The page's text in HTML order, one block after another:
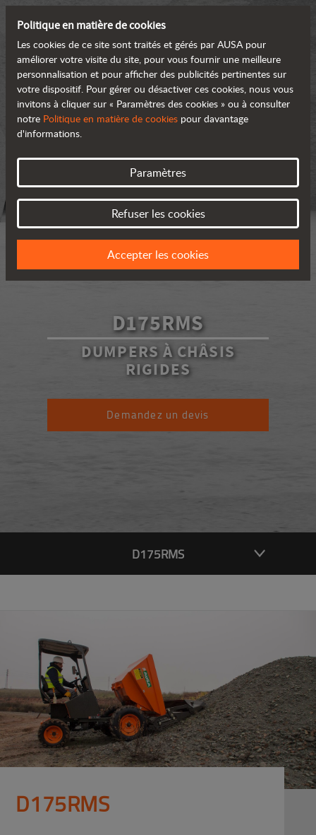
D175RMS
DUMPERS À CHÂSIS
RIGIDES
Demandez un devis
D175RMS
D175RMS
Politique en matière de cookies
Les cookies de ce site sont traités et gérés par AUSA pour
améliorer votre visite du site, pour vous fournir une meilleure
personnalisation et pour afficher des publicités pertinentes sur
votre dispositif. Pour gérer ou désactiver ces cookies, nous vous
invitons à cliquer sur « Paramètres des cookies » ou à consulter
notre Politique en matière de cookies pour davantage
d'informations.
Paramètres
Refuser les cookies
Accepter les cookies